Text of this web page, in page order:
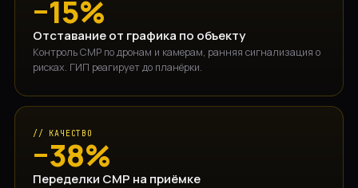
−15%
Отставание от графика по объекту
Контроль СМР по дронам и камерам, ранняя сигнализация о
рисках. ГИП реагирует до планёрки.
// КАЧЕСТВО
−38%
Переделки СМР на приёмке